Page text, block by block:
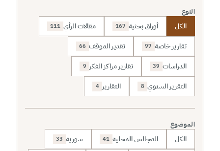
النوع
الكل أوراق بحثية 167 مقالات الرأي 111
تقارير خاصة 97 تقدير الموقف 66
الدراسات 39 تقارير مراكز الفكر 9
التقرير السنوي 8 التقارير 4
الموضوع
الكل المجالس المحلية 41 سورية 33